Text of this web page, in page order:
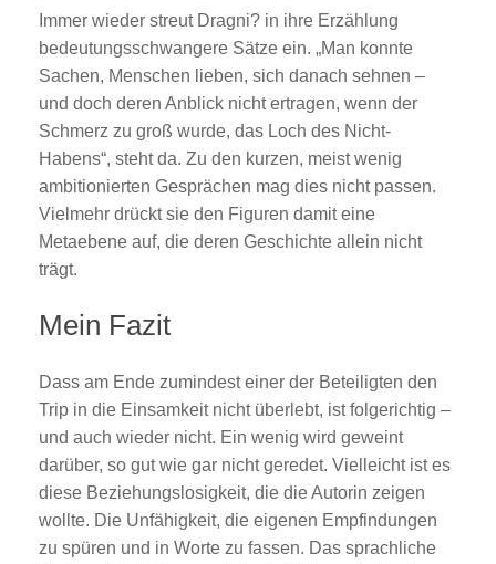
Immer wieder streut Dragni? in ihre Erzählung
bedeutungsschwangere Sätze ein. „Man konnte
Sachen, Menschen lieben, sich danach sehnen –
und doch deren Anblick nicht ertragen, wenn der
Schmerz zu groß wurde, das Loch des Nicht-
Habens“, steht da. Zu den kurzen, meist wenig
ambitionierten Gesprächen mag dies nicht passen.
Vielmehr drückt sie den Figuren damit eine
Metaebene auf, die deren Geschichte allein nicht
trägt.
Mein Fazit
Dass am Ende zumindest einer der Beteiligten den
Trip in die Einsamkeit nicht überlebt, ist folgerichtig –
und auch wieder nicht. Ein wenig wird geweint
darüber, so gut wie gar nicht geredet. Vielleicht ist es
diese Beziehungslosigkeit, die die Autorin zeigen
wollte. Die Unfähigkeit, die eigenen Empfindungen
zu spüren und in Worte zu fassen. Das sprachliche